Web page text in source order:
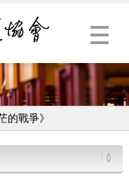
Menu
的戰爭》